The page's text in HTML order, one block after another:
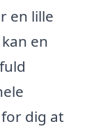
en lille
en
dig at